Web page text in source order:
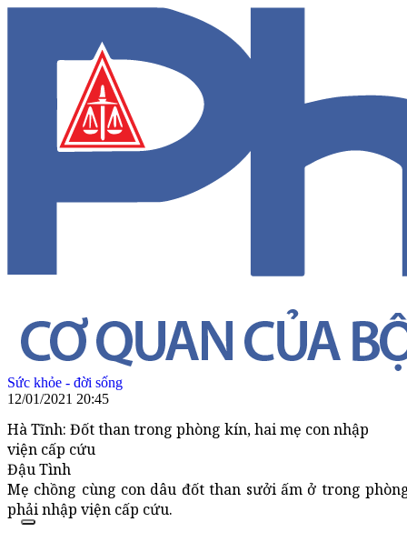
Sức khỏe - đời sống
12/01/2021 20:45
Hà Tĩnh: Đốt than trong phòng kín, hai mẹ con nhập
viện cấp cứu
Đậu Tình
Mẹ chồng cùng con dâu đốt than sưởi ấm ở trong
phải nhập viện cấp cứu.